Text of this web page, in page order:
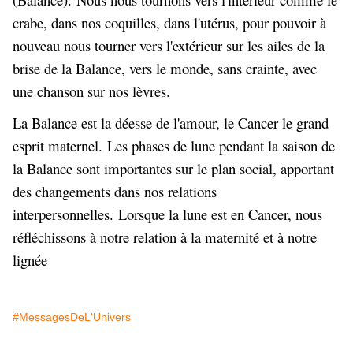
crabe, dans nos coquilles, dans l'utérus, pour pouvoir à
nouveau nous tourner vers l'extérieur sur les ailes de la
brise de la Balance, vers le monde, sans crainte, avec
une chanson sur nos lèvres.
La Balance est la déesse de l'amour, le Cancer le grand
esprit maternel. Les phases de lune pendant la saison de
la Balance sont importantes sur le plan social, apportant
des changements dans nos relations
interpersonnelles. Lorsque la lune est en Cancer, nous
réfléchissons à notre relation à la maternité et à notre
lignée
#MessagesDeL'Univers